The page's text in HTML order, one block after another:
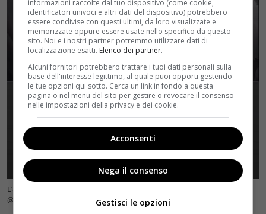
L’appello di Lorella Boccia a tutte le mamme – foto profilo ufficiale IG
@boccialorella (velvetcinema.it)
informazioni raccolte dal tuo dispositivo (come cookie,
identificatori univoci e altri dati del dispositivo) potrebbero
essere condivise con questi ultimi, da loro visualizzate e
memorizzate oppure essere usate nello specifico da questo
sito. Noi e i nostri partner potremmo utilizzare dati di
localizzazione esatti. Elenco dei partner.
Alcuni fornitori potrebbero trattare i tuoi dati personali sulla
base dell'interesse legittimo, al quale puoi opporti gestendo
le tue opzioni qui sotto. Cerca un link in fondo a questa
pagina o nel menu del sito per gestire o revocare il consenso
nelle impostazioni della privacy e dei cookie.
Acconsenti
Nega il consenso
Gestisci le opzioni